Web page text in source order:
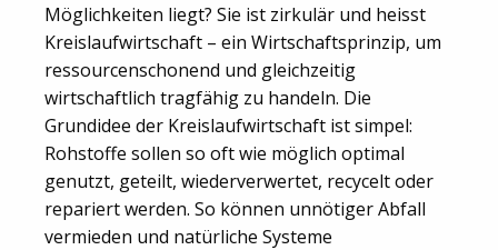
Möglichkeiten liegt? Sie ist zirkulär und heisst
Kreislaufwirtschaft – ein Wirtschaftsprinzip, um
ressourcenschonend und gleichzeitig
wirtschaftlich tragfähig zu handeln. Die
Grundidee der Kreislaufwirtschaft ist simpel:
Rohstoffe sollen so oft wie möglich optimal
genutzt, geteilt, wiederverwertet, recycelt oder
repariert werden. So können unnötiger Abfall
vermieden und natürliche Systeme